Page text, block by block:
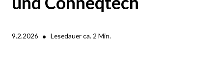
9.2.2026 • Lesedauer ca. 2 Min.